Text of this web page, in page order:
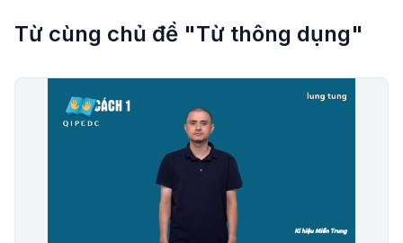
Từ cùng chủ đề "Từ thông dụng"